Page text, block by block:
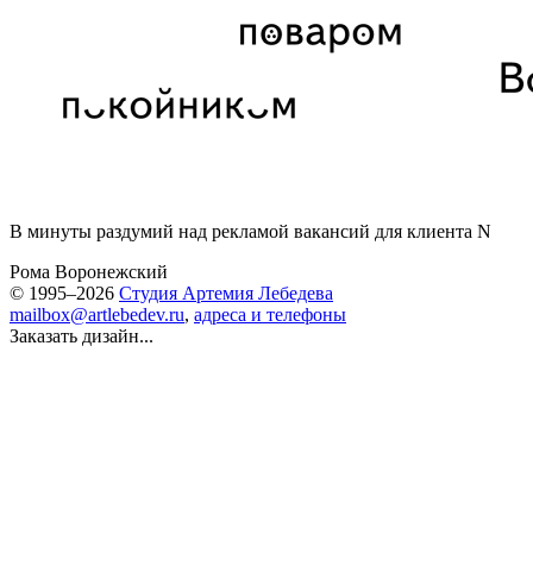
В минуты раздумий над рекламой вакансий для клиента N
Рома Воронежский
© 1995–2026 Студия Артемия Лебедева
mailbox@artlebedev.ru, адреса и телефоны
Заказать дизайн...